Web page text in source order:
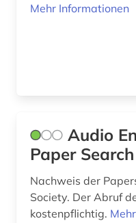
hybridantrieb (1)
händler (1)
hüttenindustrie (1)
indien (1)
Mehr Informationen
Audio
Paper Search
Nachweis der
Society. Der Abruf
kostenpflichtig.